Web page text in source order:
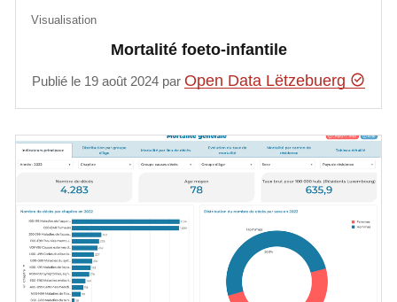
Mortalité foeto-infantile
Visualisation
Publié le 19 août 2024 par Open Data Lëtzebuerg